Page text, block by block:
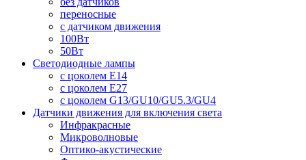
переносные
с датчиком движения
100Вт
50Вт
Светодиодные лампы
с цоколем E14
с цоколем E27
с цоколем G13/GU10/GU5.3/GU4
Датчики движения для включения света
Инфракрасные
Микроволновые
Оптико-акустические